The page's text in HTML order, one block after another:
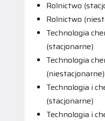
Rolnictwo
Rolnictwo
Technologia
(stacjonarne)
Technologia
(niestacjonarne)
Technologia i
(stacjonarne)
Technologia i